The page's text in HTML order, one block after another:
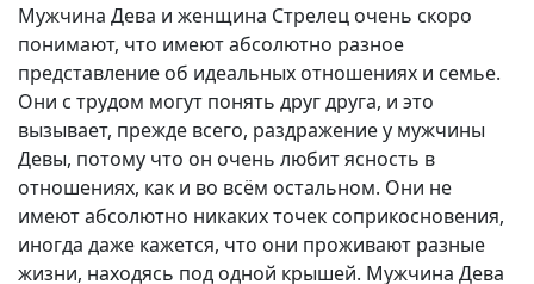
Мужчина Дева и женщина Стрелец очень скоро
понимают, что имеют абсолютно разное
представление об идеальных отношениях и семье.
Они с трудом могут понять друг друга, и это
вызывает, прежде всего, раздражение у мужчины
Девы, потому что он очень любит ясность в
отношениях, как и во всём остальном. Они не
имеют абсолютно никаких точек соприкосновения,
иногда даже кажется, что они проживают разные
жизни, находясь под одной крышей. Мужчина Дева